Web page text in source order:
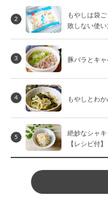
2
もやしは袋
敗しない使
3 豚バラとキ
4 もやしとわ
5
絶妙なシャ
【レシピ付】